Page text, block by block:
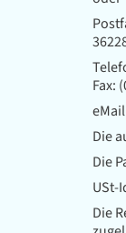
Fax:
Die
Die
USt-
Die